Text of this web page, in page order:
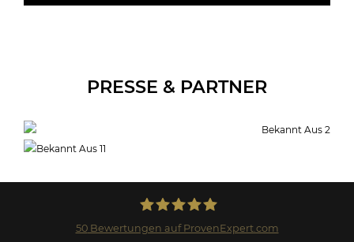
PRESSE & PARTNER
50Bewertungen auf ProvenExpert.com